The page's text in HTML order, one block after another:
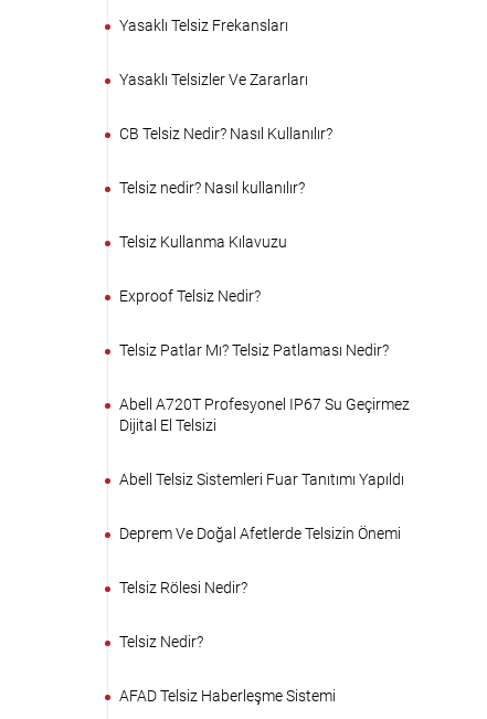
Yasaklı Telsiz Frekansları
Yasaklı Telsizler Ve Zararları
CB Telsiz Nedir? Nasıl Kullanılır?
Telsiz nedir? Nasıl kullanılır?
Telsiz Kullanma Kılavuzu
Exproof Telsiz Nedir?
Telsiz Patlar Mı? Telsiz Patlaması Nedir?
Abell A720T Profesyonel IP67 Su Geçirmez
Dijital El Telsizi
Abell Telsiz Sistemleri Fuar Tanıtımı Yapıldı
Deprem Ve Doğal Afetlerde Telsizin Önemi
Telsiz Rölesi Nedir?
Telsiz Nedir?
AFAD Telsiz Haberleşme Sistemi